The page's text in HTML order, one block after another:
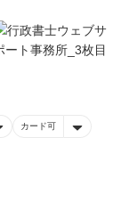
カード可